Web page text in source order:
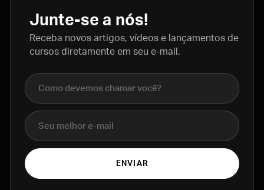
Junte-se a nós!
Receba novos artigos, vídeos e lançamentos de
cursos diretamente em seu e-mail.
Nome completo
E-mail
ENVIAR